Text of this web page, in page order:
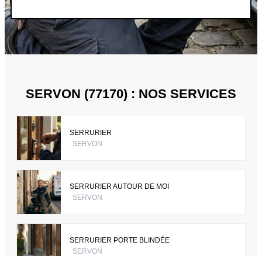
SERVON (77170) : NOS SERVICES
SERRURIER
SERVON
SERRURIER AUTOUR DE MOI
SERVON
SERRURIER PORTE BLINDÉE
SERVON